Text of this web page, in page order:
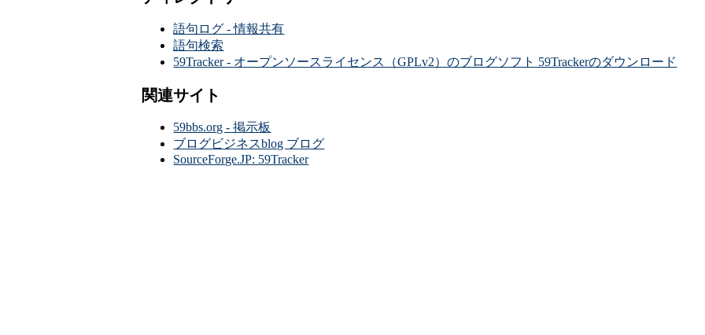
語句ログ - 情報共有
語句検索
59Tracker - オープンソースライセンス（GPLv2）のブログソフト 59Trackerのダウンロード
関連サイト
59bbs.org - 掲示板
ブログビジネスblog ブログ
SourceForge.JP: 59Tracker